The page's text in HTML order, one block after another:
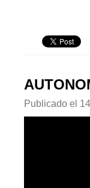
Publicado el